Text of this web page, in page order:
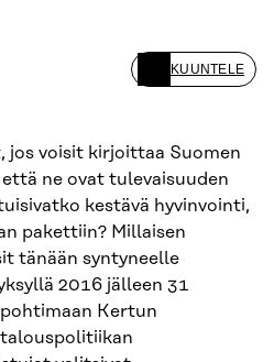
KUUNTELE
jos voisit kirjoittaa Suomen
ne ovat tulevaisuuden
kestävä hyvinvointi,
pakettiin? Millaisen
tänään syntyneelle
2016 jälleen 31
Kertun